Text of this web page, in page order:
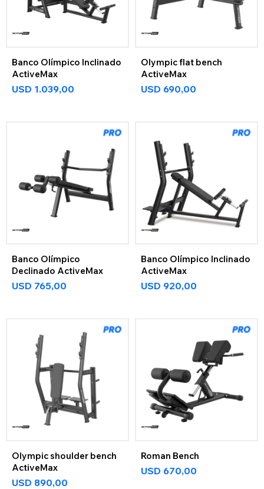
Banco Olímpico Inclinado
ActiveMax
USD 1.039,00
Olympic flat bench
ActiveMax
USD 690,00
Banco Olímpico
Declinado ActiveMax
USD 765,00
Banco Olímpico Inclinado
ActiveMax
USD 920,00
Olympic shoulder bench
ActiveMax
USD 890,00
Roman Bench
USD 670,00